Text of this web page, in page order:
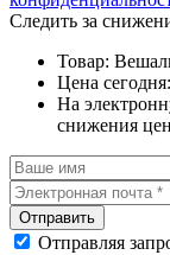
Следить за
Товар:
Цена
На
снижения
Отправляя